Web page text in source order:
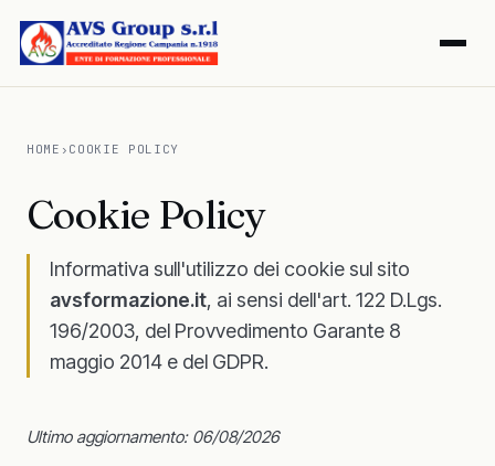
HOME › COOKIE POLICY
Cookie Policy
Informativa sull'utilizzo dei cookie sul sito
avsformazione.it, ai sensi dell'art. 122 D.Lgs.
196/2003, del Provvedimento Garante 8
maggio 2014 e del GDPR.
Ultimo aggiornamento: 06/08/2026